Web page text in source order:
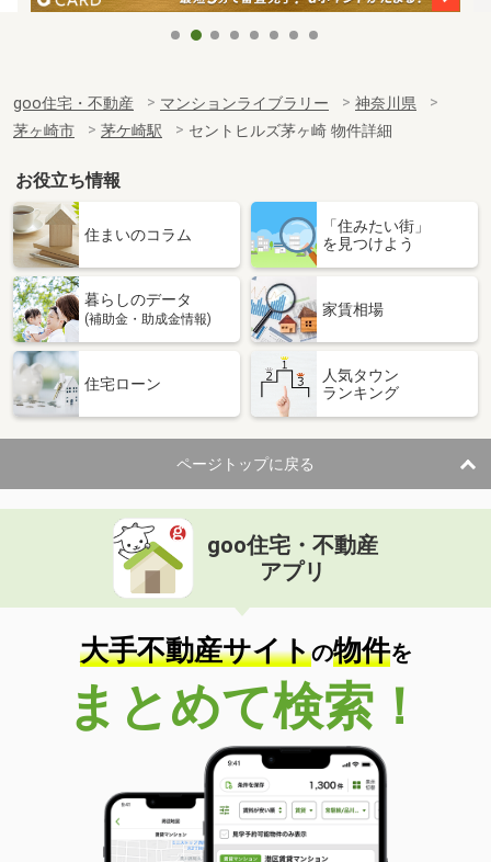
goo住宅・不動産 マンションライブラリー
神奈川県
茅ヶ崎市
茅ケ崎駅 セントヒルズ茅ヶ崎 物件詳細
お役立ち情報
住まいのコラム
「住みたい街」
を見つけよう
暮らしのデータ
(補助金・助成金情報)
家賃相場
住宅ローン
人気タウン
ランキング
ページトップに戻る
goo住宅・不動産
アプリ
大手不動産サイトの物件を
まとめて検索！